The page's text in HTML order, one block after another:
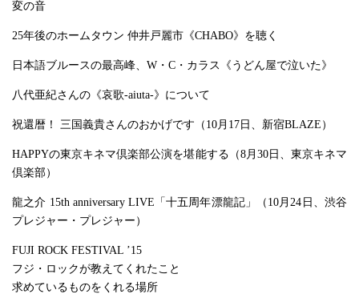
変の音
25年後のホームタウン 仲井戸麗市《CHABO》を聴く
日本語ブルースの最高峰、W・C・カラス《うどん屋で泣いた》
八代亜紀さんの《哀歌-aiuta-》について
祝還暦！ 三国義貴さんのおかげです（10月17日、新宿BLAZE）
HAPPYの東京キネマ倶楽部公演を堪能する（8月30日、東京キネマ
倶楽部）
龍之介 15th anniversary LIVE「十五周年漂龍記」（10月24日、渋谷
プレジャー・プレジャー）
FUJI ROCK FESTIVAL ’15
フジ・ロックが教えてくれたこと
求めているものをくれる場所